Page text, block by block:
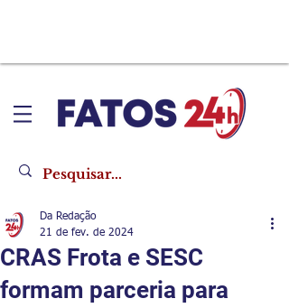
CRAS Frota e SESC
formam parceria para
Da Redação
21 de fev. de 2024